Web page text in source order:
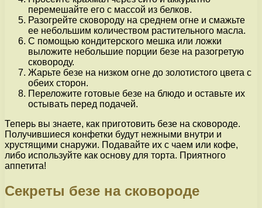
перемешайте его с массой из белков.
Разогрейте сковороду на среднем огне и смажьте
ее небольшим количеством растительного масла.
С помощью кондитерского мешка или ложки
выложите небольшие порции безе на разогретую
сковороду.
Жарьте безе на низком огне до золотистого цвета с
обеих сторон.
Переложите готовые безе на блюдо и оставьте их
остывать перед подачей.
Теперь вы знаете, как приготовить безе на сковороде.
Получившиеся конфетки будут нежными внутри и
хрустящими снаружи. Подавайте их с чаем или кофе,
либо используйте как основу для торта. Приятного
аппетита!
Секреты безе на сковороде